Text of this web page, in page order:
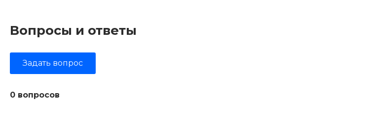
Вопросы и ответы
Задать вопрос
0 вопросов